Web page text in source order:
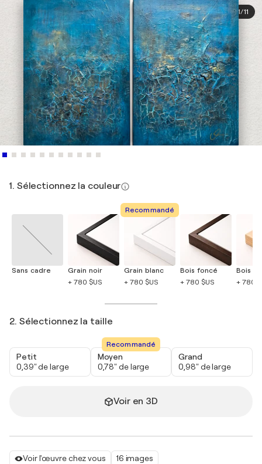
Voir l'œuvre chez vous
16 images
1/11
1. Sélectionnez la couleur
Sans cadre
Grain noir
+ 780 $US
Recommandé
Grain blanc
+ 780 $US
Bois foncé
+ 780 $US
Bois
+ 780
2. Sélectionnez la taille
Petit
0,39" de large
Recommandé
Moyen
0,78" de large
Grand
0,98" de large
Voir en 3D